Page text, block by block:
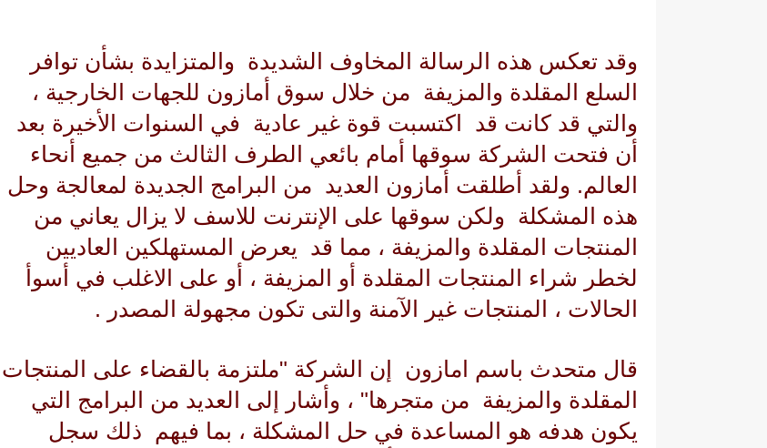
وقد تعكس هذه الرسالة المخاوف الشديدة والمتزايدة بشأن توافر
السلع المقلدة والمزيفة من خلال سوق أمازون للجهات الخارجية ،
والتي قد كانت قد اكتسبت قوة غير عادية في السنوات الأخيرة بعد
أن فتحت الشركة سوقها أمام بائعي الطرف الثالث من جميع أنحاء
العالم. ولقد أطلقت أمازون العديد من البرامج الجديدة لمعالجة وحل
هذه المشكلة ولكن سوقها على الإنترنت للاسف لا يزال يعاني من
المنتجات المقلدة والمزيفة ، مما قد يعرض المستهلكين العاديين
لخطر شراء المنتجات المقلدة أو المزيفة ، أو على الاغلب في أسوأ
الحالات ، المنتجات غير الآمنة والتى تكون مجهولة المصدر .
قال متحدث باسم امازون
إن الشركة "ملتزمة بالقضاء على المنتجات
المقلدة والمزيفة من متجرها" ، وأشار إلى العديد من البرامج التي
يكون هدفه هو المساعدة في حل المشكلة ، بما فيهم ذلك سجل